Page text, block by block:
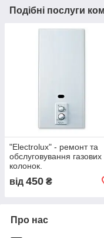
Подібні послуги
"Electrolux" - ремонт та
обслуговування газових
колонок.
від 450 ₴
Про нас